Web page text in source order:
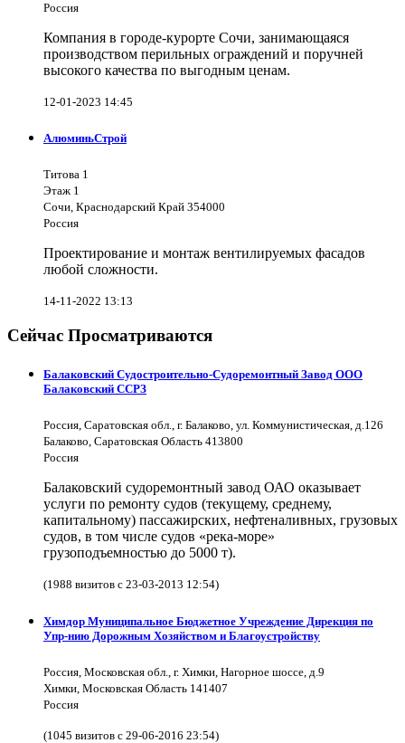
Россия
Компания в городе-курорте Сочи, занимающаяся
производством перильных ограждений и поручней
высокого качества по выгодным ценам.
12-01-2023 14:45
АлюминьСтрой
Титова 1
Этаж 1
Сочи, Краснодарский Край 354000
Россия
Проектирование и монтаж вентилируемых фасадов
любой сложности.
14-11-2022 13:13
Сейчас Просматриваются
Балаковский Судостроительно-Судоремонтный Завод ООО
Балаковский ССРЗ
Россия, Саратовская обл., г. Балаково, ул. Коммунистическая, д.126
Балаково, Саратовская Область 413800
Россия
Балаковский судоремонтный завод ОАО оказывает
услуги по ремонту судов (текущему, среднему,
капитальному) пассажирских, нефтеналивных, грузовых
судов, в том числе судов «река-море»
грузоподъемностью до 5000 т).
(1988 визитов с 23-03-2013 12:54)
Химдор Муниципальное Бюджетное Учреждение Дирекция по
Упр-нию Дорожным Хозяйством и Благоустройству
Россия, Московская обл., г. Химки, Нагорное шоссе, д.9
Химки, Московская Область 141407
Россия
(1045 визитов с 29-06-2016 23:54)